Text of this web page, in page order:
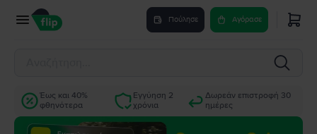
Πούλησε Αγόρασε
Έως και 40%
φθηνότερα
Εγγύηση 2
χρόνια
Δωρεάν επιστροφή 30
ημέρες